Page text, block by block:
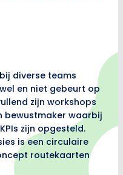
diverse teams
en niet gebeurt op
zijn workshops
bewustmaker waarbij
zijn opgesteld.
is een circulaire
routekaarten